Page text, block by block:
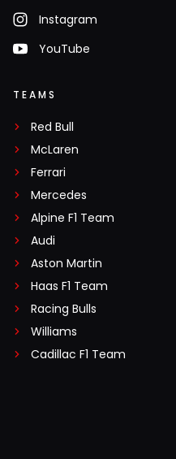
Instagram
YouTube
TEAMS
Red Bull
McLaren
Ferrari
Mercedes
Alpine F1 Team
Audi
Aston Martin
Haas F1 Team
Racing Bulls
Williams
Cadillac F1 Team